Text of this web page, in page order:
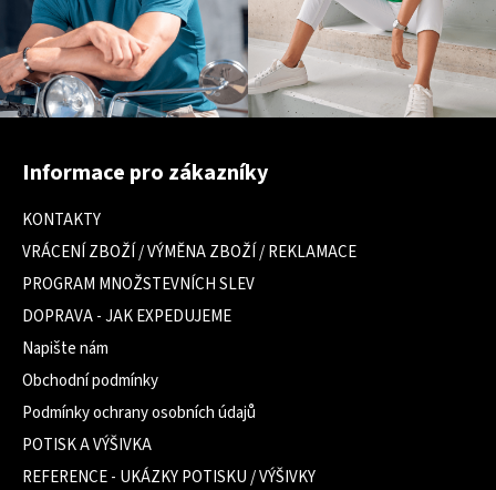
Z
Informace pro zákazníky
KONTAKTY
VRÁCENÍ ZBOŽÍ / VÝMĚNA ZBOŽÍ / REKLAMACE
PROGRAM MNOŽSTEVNÍCH SLEV
DOPRAVA - JAK EXPEDUJEME
Napište nám
Obchodní podmínky
Podmínky ochrany osobních údajů
POTISK A VÝŠIVKA
REFERENCE - UKÁZKY POTISKU / VÝŠIVKY